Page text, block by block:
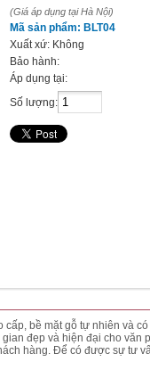
(Giá áp dụng tại Hà Nội)
Mã sản phẩm: BLT04
Xuất xứ: Không
Bảo hành:
Áp dụng tại:
Số lượng:
bề mặt gỗ tự nhiên và
đẹp và hiện đại cho
hàng. Để có được sự tư